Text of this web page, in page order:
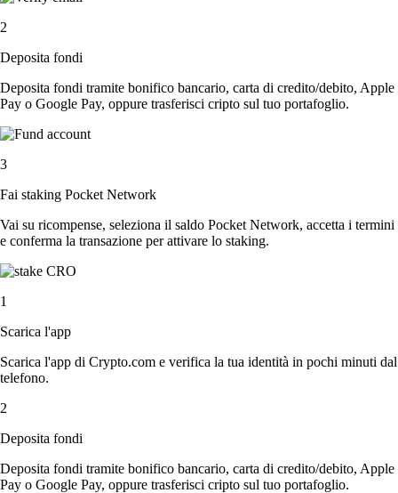
2
Deposita fondi
Deposita fondi tramite bonifico bancario, carta di credito/debito, Apple
Pay o Google Pay, oppure trasferisci cripto sul tuo portafoglio.
3
Fai staking Pocket Network
Vai su ricompense, seleziona il saldo Pocket Network, accetta i termini
e conferma la transazione per attivare lo staking.
1
Scarica l'app
Scarica l'app di Crypto.com e verifica la tua identità in pochi minuti dal
telefono.
2
Deposita fondi
Deposita fondi tramite bonifico bancario, carta di credito/debito, Apple
Pay o Google Pay, oppure trasferisci cripto sul tuo portafoglio.